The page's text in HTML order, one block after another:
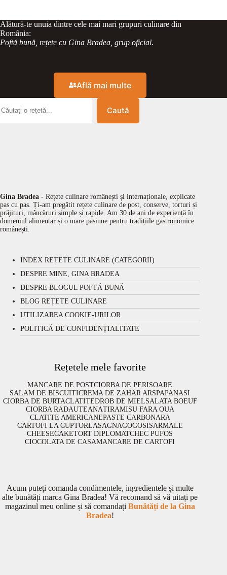
Alătură-te unuia dintre cele mai mari grupuri culinare din
România:
Poftă bună, rețete cu Gina Bradea, grup oficial.
Află mai multe
Caută
Gina Bradea - Rețete culinare românești și internaționale, explicate
pas cu pas. Ți-am pregătit rețete culinare de post, conserve, torturi și
prăjituri, mâncăruri simple și rapide. Am 30 de ani de experiență în
domeniul alimentar și o mare pasiune pentru tradițiile gastronomice
românești.
INDEX REȚETE CULINARE (CATEGORII)
DESPRE MINE, GINA BRADEA
DESPRE BLOGUL POFTĂ BUNĂ
BLOG REȚETE CULINARE
UTILIZAREA COOKIE-URILOR
POLITICĂ DE CONFIDENȚIALITATE
Rețetele mele favorite
MANCARE DE POSTCIORBA DE PERISOARE
SALAM DE BISCUITICREMA DE ZAHAR ARSPAPANASI
CIORBA DE BURTACLATITEDROB DE MIELSALATA BOEUF
CIORBA RADAUTEANATIRAMISU FARA OUA
CLATITE AMERICANEPASTE CARBONARA
CARTOFI LA CUPTORLASAGNAGOGOSISARMALE
CHEESECAKETORT DIPLOMATCHEC PUFOS
CIOCOLATA DE CASAMANCARE DE CARTOFI
Acum puteți comanda condimentele, ingredientele și multe
alte bunătăți marca Gina Bradea! Vă recomand să vă uitați pe
magazinul meu online și să comandați Bunătăți de la Gina
Bradea!